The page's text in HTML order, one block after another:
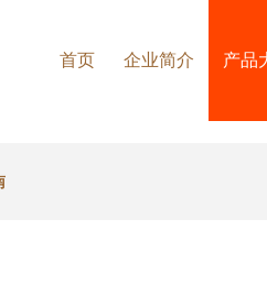
首页 企业简介 产品